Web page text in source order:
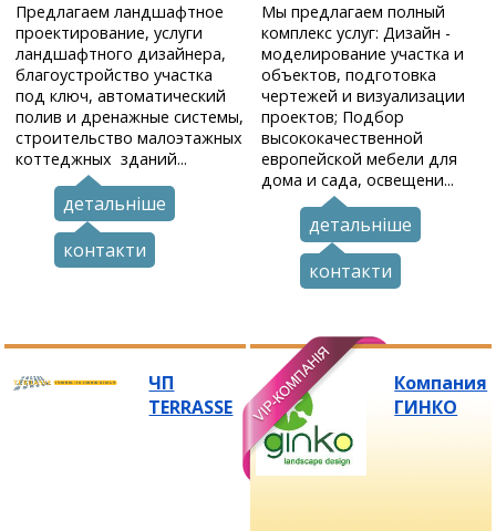
Предлагаем ландшафтное
проектирование, услуги
ландшафтного дизайнера,
благоустройство участка
под ключ, автоматический
полив и дренажные системы,
строительство малоэтажных
коттеджных зданий...
детальніше
контакти
Мы предлагаем полный
комплекс услуг: Дизайн -
моделирование участка и
объектов, подготовка
чертежей и визуализации
проектов; Подбор
высококачественной
европейской мебели для
дома и сада, освещени...
детальніше
контакти
ЧП
TERRASSE
Компания
ГИНКО